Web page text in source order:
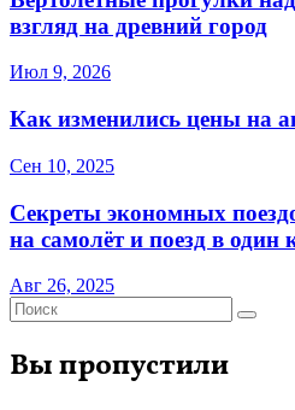
взгляд на древний город
Июл 9, 2026
Как изменились цены на
Сен 10, 2025
Секреты экономных
на самолёт и поезд в один
Авг 26, 2025
Вы пропустили